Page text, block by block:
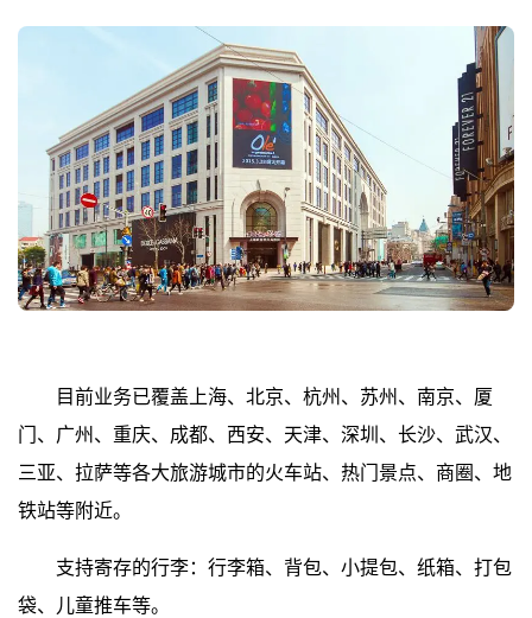
目前业务已覆盖上海、北京、杭州、苏州、南京、厦
门、广州、重庆、成都、西安、天津、深圳、长沙、武汉、
三亚、拉萨等各大旅游城市的火车站、热门景点、商圈、地
铁站等附近。
支持寄存的行李：行李箱、背包、小提包、纸箱、打包
袋、儿童推车等。